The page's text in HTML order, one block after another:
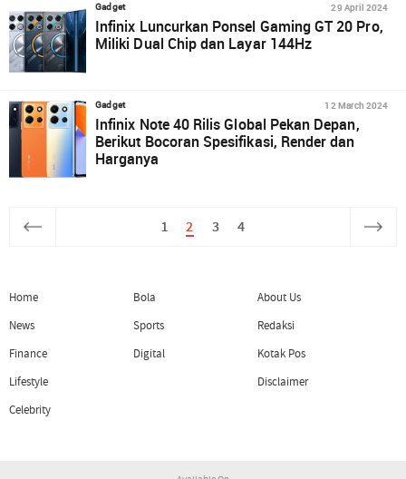
Gadget 29 April 2024
Infinix Luncurkan Ponsel Gaming GT 20 Pro,
Miliki Dual Chip dan Layar 144Hz
Gadget 12 March 2024
Infinix Note 40 Rilis Global Pekan Depan,
Berikut Bocoran Spesifikasi, Render dan
Harganya
1 2 3 4
Home
News
Finance
Lifestyle
Celebrity
Bola
Sports
Digital
About Us
Redaksi
Kotak Pos
Disclaimer